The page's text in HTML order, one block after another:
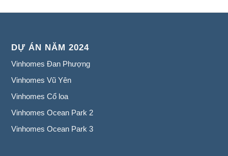
DỰ ÁN NĂM 2024
Vinhomes Đan Phượng
Vinhomes Vũ Yên
Vinhomes Cổ loa
Vinhomes Ocean Park 2
Vinhomes Ocean Park 3